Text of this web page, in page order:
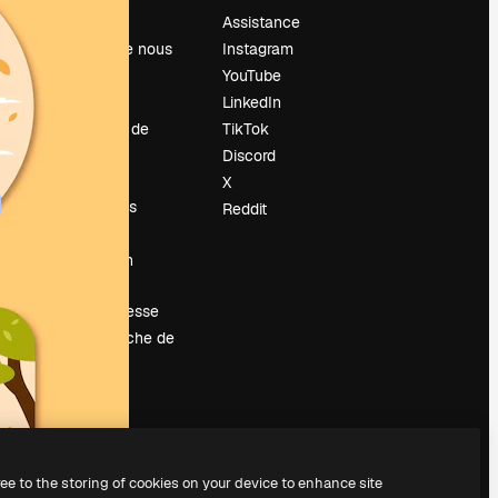
À propos de nous
Tendances de
Événements
Vendre mon
Salle de presse
À la recherche de
Assistance
Instagram
YouTube
LinkedIn
TikTok
Discord
X
Reddit
to the storing of cookies on your device to enhance site